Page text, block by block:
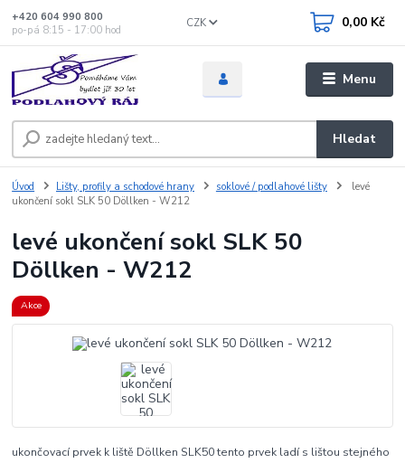
Menu
CZK
Hledat
+420 604 990 800
po-pá 8:15 - 17:00 hod
0,00 Kč
Úvod Lišty, profily a schodové hrany soklové / podlahové lišty
levé
ukončení sokl SLK 50 Döllken - W212
levé ukončení sokl SLK 50
Döllken - W212
Akce
ukončovací prvek k liště Döllken SLK50 tento prvek ladí s lištou stejného